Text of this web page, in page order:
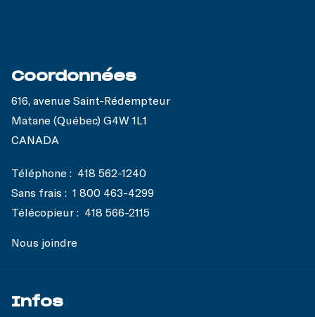
Coordonnées
616, avenue Saint-Rédempteur
Matane (Québec) G4W 1L1
CANADA
Téléphone : 418 562-1240
Sans frais : 1 800 463-4299
Télécopieur : 418 566-2115
Nous joindre
Infos